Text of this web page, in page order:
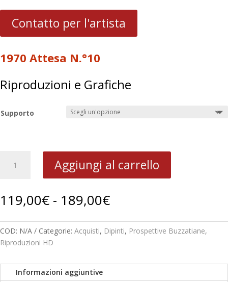
Contatto per l'artista
1970 Attesa N.°10
Riproduzioni e Grafiche
Supporto
Attesa
quantità
Aggiungi al carrello
119,00€ - 189,00€Fascia
di
prezzo:
da
189,00€
COD: N/A Categorie: Acquisti, Dipinti, Prospettive Buzzatiane,
Riproduzioni HD
Informazioni aggiuntive